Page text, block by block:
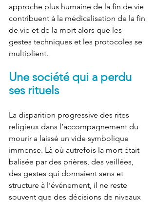
approche plus humaine de la fin de vie
contribuent à la médicalisation de la fin
de vie et de la mort alors que les
gestes techniques et les protocoles se
multiplient.
Une société qui a perdu
ses rituels
La disparition progressive des rites
religieux dans l’accompagnement du
mourir a laissé un vide symbolique
immense. Là où autrefois la mort était
balisée par des prières, des veillées,
des gestes qui donnaient sens et
structure à l’événement, il ne reste
souvent que des décisions de niveaux